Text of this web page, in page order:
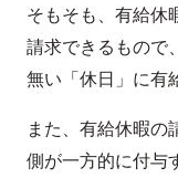
そもそも、有給休
請求できるもので
無い「休日」に有
また、有給休暇の
側が一方的に付与